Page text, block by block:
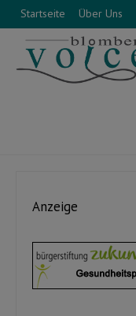
Startseite Über Uns
Anzeige